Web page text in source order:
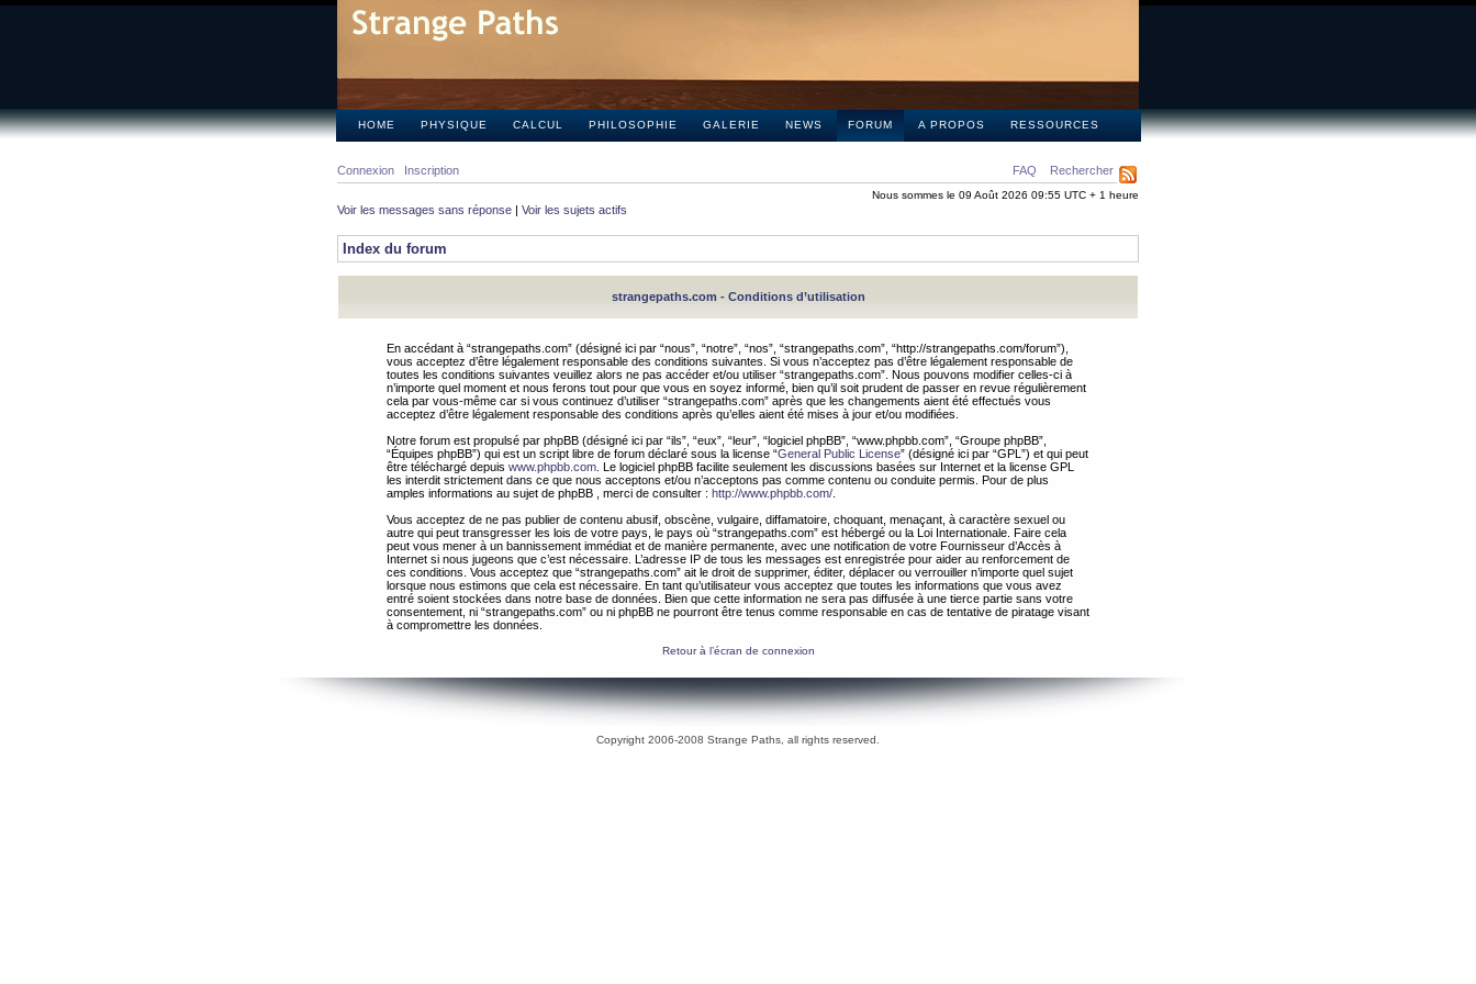
HOME PHYSIQUE CALCUL PHILOSOPHIE GALERIE NEWS FORUM A PROPOS RESSOURCES
FAQ Rechercher
Connexion Inscription
Nous sommes le 09 Août 2026 09:55 UTC + 1 heure
Voir les messages sans réponse | Voir les sujets actifs
Index du forum
strangepaths.com - Conditions d’utilisation
En accédant à “strangepaths.com” (désigné ici par “nous”, “notre”, “nos”, “strangepaths.com”, “http://strangepaths.com/forum”),
vous acceptez d’être légalement responsable des conditions suivantes. Si vous n’acceptez pas d’être légalement responsable de
toutes les conditions suivantes veuillez alors ne pas accéder et/ou utiliser “strangepaths.com”. Nous pouvons modifier celles-ci à
n’importe quel moment et nous ferons tout pour que vous en soyez informé, bien qu’il soit prudent de passer en revue régulièrement
cela par vous-même car si vous continuez d’utiliser “strangepaths.com” après que les changements aient été effectués vous
acceptez d’être légalement responsable des conditions après qu’elles aient été mises à jour et/ou modifiées.
Notre forum est propulsé par phpBB (désigné ici par “ils”, “eux”, “leur”, “logiciel phpBB”, “www.phpbb.com”, “Groupe phpBB”,
“Équipes phpBB”) qui est un script libre de forum déclaré sous la license “General Public License” (désigné ici par “GPL”) et qui peut
être téléchargé depuis www.phpbb.com . Le logiciel phpBB facilite seulement les discussions basées sur Internet et la license GPL
les interdit strictement dans ce que nous acceptons et/ou n’acceptons pas comme contenu ou conduite permis. Pour de plus
amples informations au sujet de phpBB , merci de consulter : http://www.phpbb.com/
Vous acceptez de ne pas publier de contenu abusif, obscène, vulgaire, diffamatoire, choquant, menaçant, à caractère sexuel ou
autre qui peut transgresser les lois de votre pays, le pays où “strangepaths.com” est hébergé ou la Loi Internationale. Faire cela
peut vous mener à un bannissement immédiat et de manière permanente, avec une notification de votre Fournisseur d’Accès à
Internet si nous jugeons que c’est nécessaire. L’adresse IP de tous les messages est enregistrée pour aider au renforcement de
ces conditions. Vous acceptez que “strangepaths.com” ait le droit de supprimer, éditer, déplacer ou verrouiller n’importe quel sujet
lorsque nous estimons que cela est nécessaire. En tant qu’utilisateur vous acceptez que toutes les informations que vous avez
entré soient stockées dans notre base de données. Bien que cette information ne sera pas diffusée à une tierce partie sans votre
consentement, ni “strangepaths.com” ou ni phpBB ne pourront être tenus comme responsable en cas de tentative de piratage visant
à compromettre les données.
Retour à l’écran de connexion
Copyright 2006-2008 Strange Paths, all rights reserved.